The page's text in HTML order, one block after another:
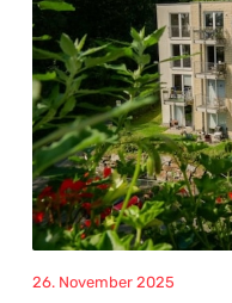
26. November 2025